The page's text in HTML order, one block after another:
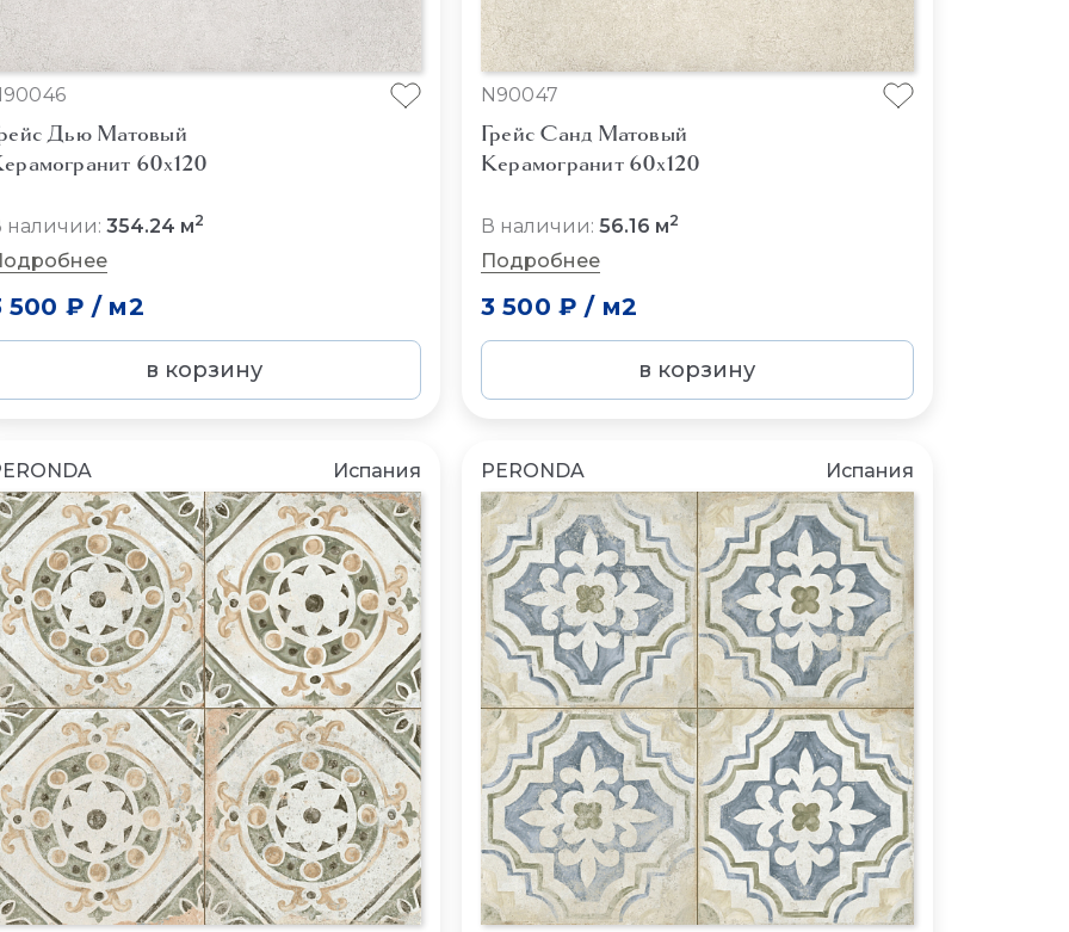
Дью Матовый
60x120
наличии: 354.24 м2
500 ₽ / м2
в корзину
N90047
Грейс Санд Матовый
Керамогранит 60x120
В наличии: 56.16 м2
Подробнее
3 500 ₽ / м2
в корзину
Испания PERONDA Испания